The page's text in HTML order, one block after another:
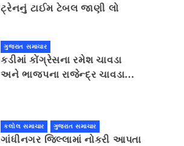
ટ્રેનનું ટાઈમ ટેબલ જાણી લો
ગુજરાત સમાચાર
કડીમાં કોંગ્રેસના રમેશ ચાવડા
અને ભાજપના રાજેન્દ્ર ચાવડા
કલોલ સમાચાર ગુજરાત સમાચાર
ગાંધીનગર જિલ્લામાં નોકરી આપતા